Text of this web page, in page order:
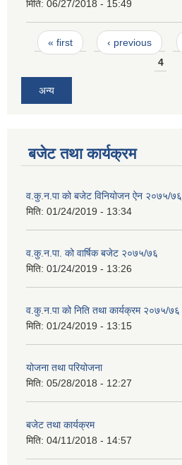
मिति: 06/27/2018 - 15:49
Pages
« first ‹ previous
4
अन्य
बजेट तथा कार्यक्रम
व.कु.न.पा को बजेट विनियोजन ऐन २०७५/७६
मिति: 01/24/2019 - 13:34
व.कु.न.पा. को वार्षिक बजेट २०७५/७६
मिति: 01/24/2019 - 13:26
व.कु.न.पा को निति तथा कार्यक्रम २०७५/७६
मिति: 01/24/2019 - 13:15
योजना तथा परियोजना
मिति: 05/28/2018 - 12:27
बजेट तथा कार्यक्रम
मिति: 04/11/2018 - 14:57